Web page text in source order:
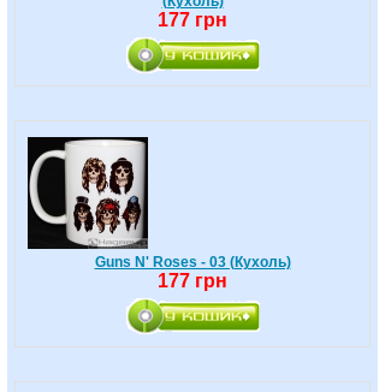
177 грн
Guns N' Roses - 03 (Кухоль)
177 грн